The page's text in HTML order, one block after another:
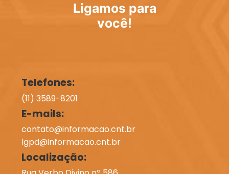
Ligamos para
você!
Telefones:
(11) 3589-8201
E-mails:
contato@informacao.cnt.br
lgpd@informacao.cnt.br
Localização: